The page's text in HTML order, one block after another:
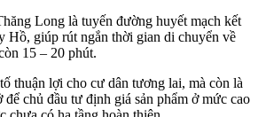
Long là tuyến đường huyết mạch kết
Hồ, giúp rút ngắn thời gian di chuyển về
15 – 20 phút.
thuận lợi cho cư dân tương lai, mà còn là
chủ đầu tư định giá sản phẩm ở mức cao